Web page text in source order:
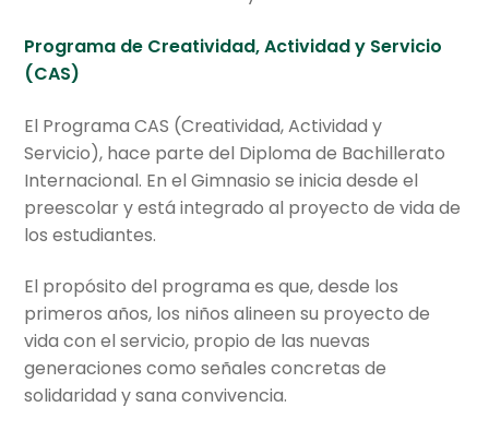
Programa de Creatividad, Actividad y Servicio
(CAS)
El Programa CAS (Creatividad, Actividad y
Servicio), hace parte del Diploma de Bachillerato
Internacional. En el Gimnasio se inicia desde el
preescolar y está integrado al proyecto de vida de
los estudiantes.
El propósito del programa es que, desde los
primeros años, los niños alineen su proyecto de
vida con el servicio, propio de las nuevas
generaciones como señales concretas de
solidaridad y sana convivencia.